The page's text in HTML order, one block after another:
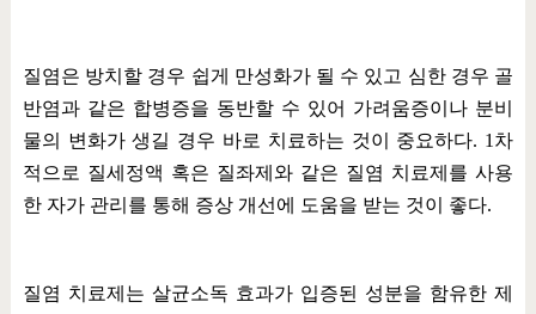
질염은 방치할 경우 쉽게 만성화가 될 수 있고 심한 경우 골
반염과 같은 합병증을 동반할 수 있어 가려움증이나 분비
물의 변화가 생길 경우 바로 치료하는 것이 중요하다. 1 차
적으로 질세정액 혹은 질좌제와 같은 질염 치료제를 사용
한 자가 관리를 통해 증상 개선에 도움을 받는 것이 좋다.
질염 치료제는 살균소독 효과가 입증된 성분을 함유한 제